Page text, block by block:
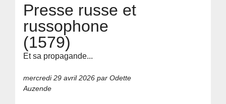
Presse russe et
russophone
(1579)
Et sa propagande...
mercredi 29 avril 2026 par Odette
Auzende